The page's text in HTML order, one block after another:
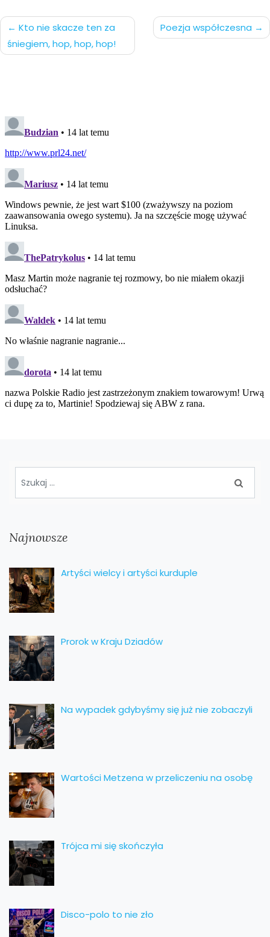
Nawigacja
po
Kto nie skacze ten za
śniegiem, hop, hop, hop!
Poezja współczesna
Najnowsze
Artyści wielcy i artyści kurduple
Prorok w Kraju Dziadów
Na wypadek gdybyśmy się już nie zobaczyli
Wartości Metzena w przeliczeniu na osobę
Trójca mi się skończyła
Disco-polo to nie zło